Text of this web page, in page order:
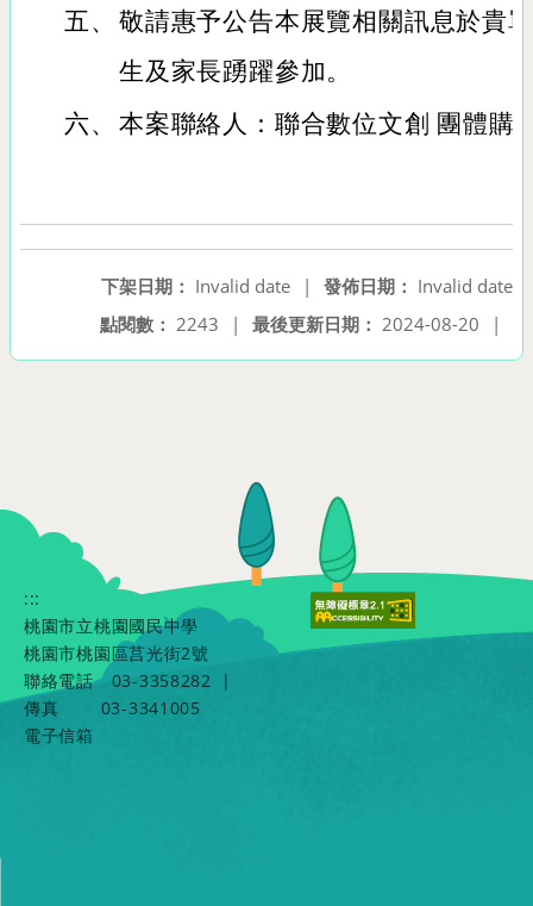
五、 敬請惠予公告本展覽相關訊息於貴
生及家長踴躍參加。
六、 本案聯絡人：聯合數位文創 團體購
發佈日期： Invalid date
下架日期： Invalid date
|
最後更新日期： 2024-08-20 |
點閱數： 2243 |
:::
桃園市立桃園國民中學
桃園市桃園區莒光街2號
聯絡電話
03-3358282
|
傳真
03-3341005
電子信箱